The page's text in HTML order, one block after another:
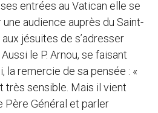
entrées au Vatican elle se
audience auprès du Saint-
jésuites de s’adresser
le P. Arnou, se faisant
la remercie de sa pensée : «
très sensible. Mais il vient
Père Général et parler